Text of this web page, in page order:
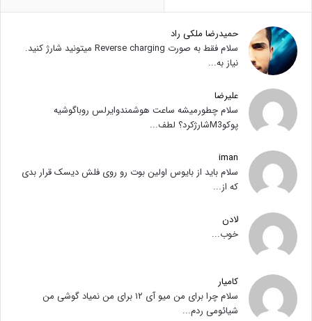
حمیدرضا ملکی راد
سلام فقط به صورت Reverse charging میتونید شارژ کنید.
نیاز به...
علیرضا
سلام چطورمیشه ساعت هوشمندوایرلس روباگوشیه
پوکوM3شارژکرد؟ لطف...
iman
سلام باید از بایوس اولین بوت رو روی فلش دیسک قرار بدی
که از...
لادن
خوب...
کامیار
سلام چرا برای من میو آی ۱۲ برای من نمیاد گوشی من
شیائومی ردم...